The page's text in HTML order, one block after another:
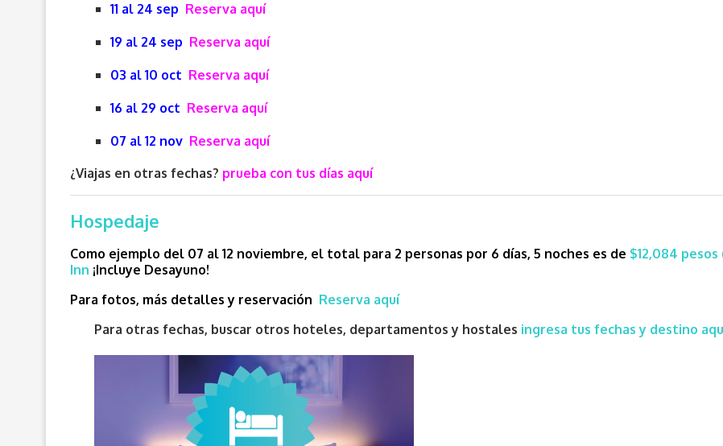
11 al 24 sep Reserva aquí
19 al 24 sep Reserva aquí
03 al 10 oct Reserva aquí
16 al 29 oct Reserva aquí
07 al 12 nov Reserva aquí
¿Viajas en otras fechas? prueba con tus días aquí
Hospedaje
Como ejemplo del 07 al 12 noviembre, el total para 2 personas por 6 días, 5 noches es de $12,084
Inn ¡Incluye Desayuno!
Para fotos, más detalles y reservación Reserva aquí
Para otras fechas, buscar otros hoteles, departamentos y hostales ingresa tus fechas y destino